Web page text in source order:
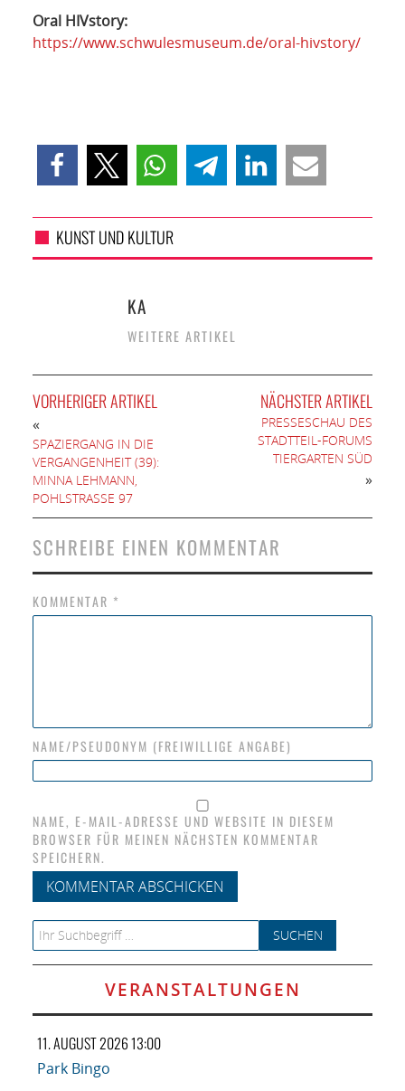
Oral HIVstory:
https://www.schwulesmuseum.de/oral-hivstory/
KUNST UND KULTUR
KA
WEITERE ARTIKEL
VORHERIGER ARTIKEL
«
SPAZIERGANG IN DIE
VERGANGENHEIT (39):
MINNA LEHMANN,
POHLSTRASSE 97
NÄCHSTER ARTIKEL
PRESSESCHAU DES
STADTTEIL-FORUMS
TIERGARTEN SÜD
»
SCHREIBE EINEN KOMMENTAR
KOMMENTAR *
NAME/PSEUDONYM (FREIWILLIGE ANGABE)
NAME, E-MAIL-ADRESSE UND WEBSITE IN DIESEM
BROWSER FÜR MEINEN NÄCHSTEN KOMMENTAR
SPEICHERN.
Search for:
VERANSTALTUNGEN
11. AUGUST 2026 13:00
Park Bingo